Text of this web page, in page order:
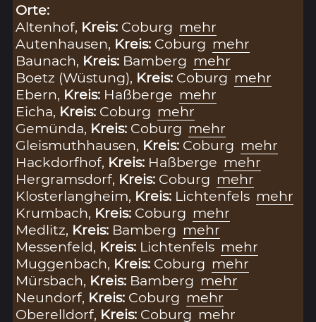
Orte:
Altenhof, Kreis: Coburg mehr
Autenhausen, Kreis: Coburg mehr
Baunach, Kreis: Bamberg mehr
Boetz (Wüstung), Kreis: Coburg mehr
Ebern, Kreis: Haßberge mehr
Eicha, Kreis: Coburg mehr
Gemünda, Kreis: Coburg mehr
Gleismuthhausen, Kreis: Coburg mehr
Hackdorfhof, Kreis: Haßberge mehr
Hergramsdorf, Kreis: Coburg mehr
Klosterlangheim, Kreis: Lichtenfels mehr
Krumbach, Kreis: Coburg mehr
Medlitz, Kreis: Bamberg mehr
Messenfeld, Kreis: Lichtenfels mehr
Muggenbach, Kreis: Coburg mehr
Mürsbach, Kreis: Bamberg mehr
Neundorf, Kreis: Coburg mehr
Oberelldorf, Kreis: Coburg mehr